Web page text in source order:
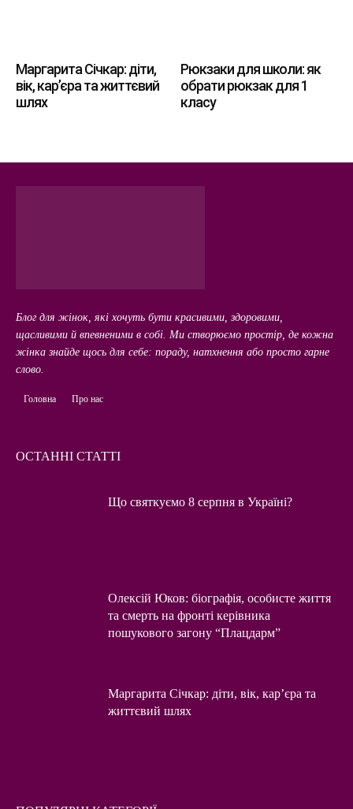
Маргарита Січкар: діти,
вік, кар’єра та життєвий
шлях
Рюкзаки для школи: як
обрати рюкзак для 1
класу
Блог для жінок, які хочуть бути красивими, здоровими,
щасливими й впевненими в собі. Ми створюємо простір, де кожна
жінка знайде щось для себе: пораду, натхнення або просто гарне
слово.
Головна Про нас
ОСТАННІ СТАТТІ
Що святкуємо 8 серпня в Україні?
Олексій Юков: біографія, особисте життя
та смерть на фронті керівника
пошукового загону “Плацдарм”
Маргарита Січкар: діти, вік, кар’єра та
життєвий шлях